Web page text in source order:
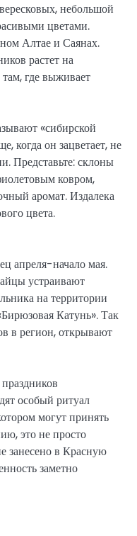
небольшой
цветами.
Алтае и Саянах.
растет на
где выживает
«сибирской
когда он зацветает, не
Представьте: склоны
ковром,
аромат. Издалека
цвета.
апреля-начало мая.
устраивают
на территории
Катунь». Так
в регион, открывают
особый ритуал
могут принять
это не просто
занесено в Красную
заметно